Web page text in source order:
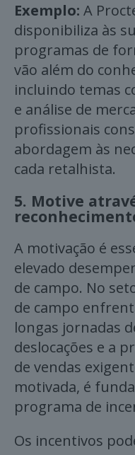
Exemplo: A
disponibiliza às
programas de
vão além do
incluindo temas
e análise de
profissionais
abordagem às
cada retalhista.
5. Motive
A motivação é
elevado
de campo. No
de campo
longas jornadas
deslocações e a
de vendas
motivada, é
programa de
Os incentivos